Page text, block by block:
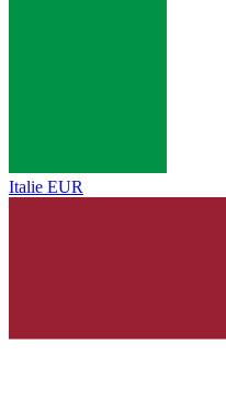
Italie EUR